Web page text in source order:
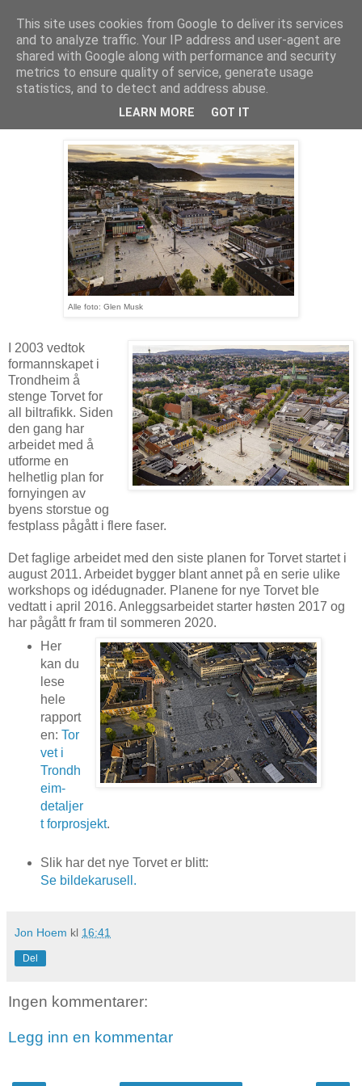
Arkitektur & Miljøteknologi
17 oktober 2020
Trondheim torv
Alle foto: Glen Musk
I 2003 vedtok
formannskapet i
Trondheim å
stenge Torvet for
all biltrafikk. Siden
den gang har
arbeidet med å
utforme en
helhetlig plan for
fornyingen av
byens storstue og
festplass pågått i flere faser.
Det faglige arbeidet med den siste planen for Torvet startet i
august 2011. Arbeidet bygger blant annet på en serie ulike
workshops og idédugnader. Planene for nye Torvet ble
vedtatt i april 2016. Anleggsarbeidet starter høsten 2017 og
har pågått fr fram til sommeren 2020.
Her
kan du
lese
hele
rapport
en: Tor
vet i
Trondh
eim-
detaljer
t forprosjekt.
Slik har det nye Torvet er blitt:
Se bildekarusell.
Jon Hoem kl 16:41
Del
Ingen kommentarer:
Legg inn en kommentar
This site uses cookies from Google to deliver its services
and to analyze traffic. Your IP address and user-agent are
shared with Google along with performance and security
metrics to ensure quality of service, generate usage
statistics, and to detect and address abuse.
LEARN MORE GOT IT